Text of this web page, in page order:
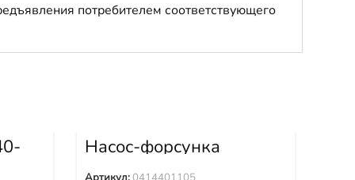
потребителем соответствующего
Насос-форсунка
0414401105